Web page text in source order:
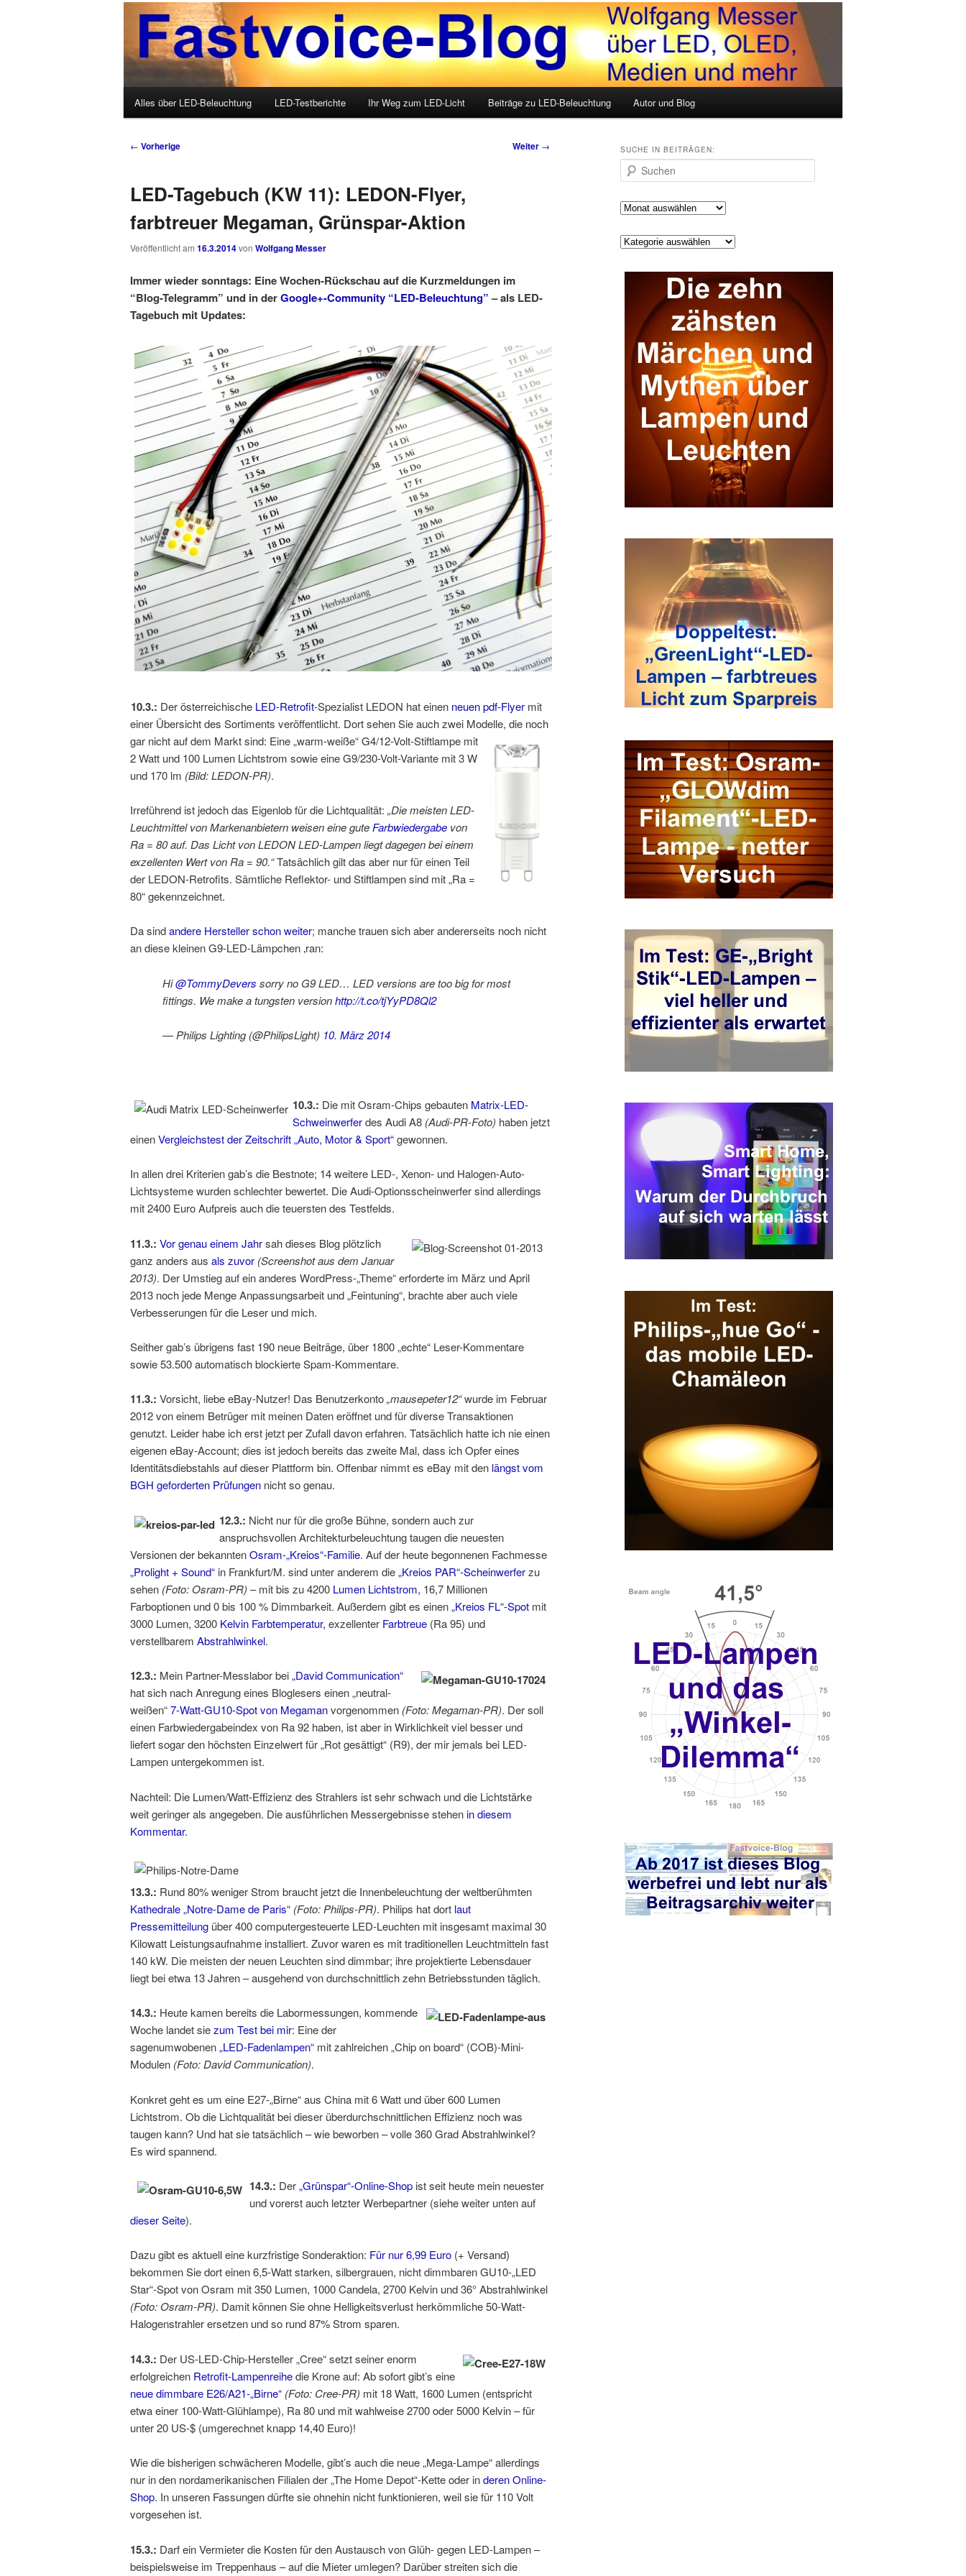
Fastvoice-Blog
Wolfgang Messer über LED, OLED, Medien und mehr
Hauptmenü
Zum Inhalt wechseln
Zum sekundären Inhalt wechseln
Alles über LED-Beleuchtung LED-Testberichte Ihr Weg zum LED-Licht Beiträge zu LED-Beleuchtung Autor und Blog
Beitrags-Navigation
← Vorherige Weiter →
LED-Tagebuch (KW 11): LEDON-Flyer,
farbtreuer Megaman, Grünspar-Aktion
Veröffentlicht am 16.3.2014von Wolfgang Messer
Immer wieder sonntags: Eine Wochen-Rückschau auf die Kurzmeldungen im
“Blog-Telegramm” und in derGoogle+-Community “LED-Beleuchtung”– als LED-
Tagebuch mit Updates:
10.3.: Der österreichische LED-Retrofit-Spezialist LEDON hat einen neuen pdf-Flyer mit
einer Übersicht des Sortiments veröffentlicht. Dort sehen Sie auch zwei Modelle, die noch
gar nicht auf dem Markt sind: Eine „warm-weiße“ G4/12-Volt-Stiftlampe mit
2 Watt und 100 Lumen Lichtstrom sowie eine G9/230-Volt-Variante mit 3 W
und 170 lm (Bild: LEDON-PR).
Irreführend ist jedoch das Eigenlob für die Lichtqualität: „Die meisten LED-
Leuchtmittel von Markenanbietern weisen eine gute Farbwiedergabe von
Ra = 80 auf. Das Licht von LEDON LED-Lampen liegt dagegen bei einem
exzellenten Wert von Ra = 90.“Tatsächlich gilt das aber nur für einen Teil
der LEDON-Retrofits. Sämtliche Reflektor- und Stiftlampen sind mit „Ra =
80“ gekennzeichnet.
Da sindandere Hersteller schon weiter; manche trauen sich aber andererseits noch nicht
an diese kleinen G9-LED-Lämpchen ‚ran:
Hi@TommyDevers sorry no G9 LED… LED versions are too big for most
fittings. We make a tungsten versionhttp://t.co/tjYyPD8Ql2
— Philips Lighting (@PhilipsLight) 10. März 2014
10.3.: Die mit Osram-Chips gebauten Matrix-LED-
Schweinwerferdes Audi A8 (Audi-PR-Foto) haben jetzt
einenVergleichstest der Zeitschrift „Auto, Motor & Sport“gewonnen.
In allen drei Kriterien gab’s die Bestnote; 14 weitere LED-, Xenon- und Halogen-Auto-
Lichtsysteme wurden schlechter bewertet. Die Audi-Optionsscheinwerfer sind allerdings
mit 2400 Euro Aufpreis auch die teuersten des Testfelds.
11.3.: Vor genau einem Jahrsah dieses Blog plötzlich
ganz anders aus als zuvor (Screenshot aus dem Januar
2013). Der Umstieg auf ein anderes WordPress-„Theme“ erforderte im März und April
2013 noch jede Menge Anpassungsarbeit und „Feintuning“, brachte aber auch viele
Verbesserungen für die Leser und mich.
Seither gab’s übrigens fast 190 neue Beiträge, über 1800 „echte“ Leser-Kommentare
sowie 53.500 automatisch blockierte Spam-Kommentare.
11.3.: Vorsicht, liebe eBay-Nutzer! Das Benutzerkonto„mausepeter12“wurde im Februar
2012 von einem Betrüger mit meinen Daten eröffnet und für diverse Transaktionen
genutzt. Leider habe ich erst jetzt per Zufall davon erfahren. Tatsächlich hatte ich nie einen
eigenen eBay-Account; dies ist jedoch bereits das zweite Mal, dass ich Opfer eines
Identitätsdiebstahls auf dieser Plattform bin. Offenbar nimmt es eBay mit den längst vom
BGH geforderten Prüfungen nicht so genau.
12.3.: Nicht nur für die große Bühne, sondern auch zur
anspruchsvollen Architekturbeleuchtung taugen die neuesten
Versionen der bekanntenOsram-„Kreios“-Familie. Auf der heute begonnenen Fachmesse
„Prolight + Sound“ in Frankfurt/M. sind unter anderem die„Kreios PAR“-Scheinwerferzu
sehen (Foto: Osram-PR) – mit bis zu 4200 Lumen Lichtstrom, 16,7 Millionen
Farboptionen und 0 bis 100 % Dimmbarkeit. Außerdem gibt es einen„Kreios FL“-Spot mit
3000 Lumen, 3200 Kelvin Farbtemperatur, exzellenter Farbtreue (Ra 95) und
verstellbarem Abstrahlwinkel.
12.3.: Mein Partner-Messlabor bei„David Communication“
hat sich nach Anregung eines Bloglesers einen „neutral-
weißen“7-Watt-GU10-Spot von Megamanvorgenommen (Foto: Megaman-PR). Der soll
einen Farbwiedergabeindex von Ra 92 haben, ist aber in Wirklichkeit viel besser und
liefert sogar den höchsten Einzelwert für „Rot gesättigt“ (R9), der mir jemals bei LED-
Lampen untergekommen ist.
Nachteil: Die Lumen/Watt-Effizienz des Strahlers ist sehr schwach und die Lichtstärke
weit geringer als angegeben. Die ausführlichen Messergebnisse stehenin diesem
Kommentar.
13.3.: Rund 80% weniger Strom braucht jetzt die Innenbeleuchtung der weltberühmten
Kathedrale „Notre-Dame de Paris“ (Foto: Philips-PR). Philips hat dort laut
Pressemitteilung über 400 computergesteuerte LED-Leuchten mit insgesamt maximal 30
Kilowatt Leistungsaufnahme installiert. Zuvor waren es mit traditionellen Leuchtmitteln fast
140 kW. Die meisten der neuen Leuchten sind dimmbar; ihre projektierte Lebensdauer
liegt bei etwa 13 Jahren – ausgehend von durchschnittlich zehn Betriebsstunden täglich.
14.3.: Heute kamen bereits die Labormessungen, kommende
Woche landet siezum Test bei mir: Eine der
sagenumwobenen„LED-Fadenlampen“ mit zahlreichen „Chip on board“ (COB)-Mini-
Modulen (Foto: David Communication).
Konkret geht es um eine E27-„Birne“ aus China mit 6 Watt und über 600 Lumen
Lichtstrom. Ob die Lichtqualität bei dieser überdurchschnittlichen Effizienz noch was
taugen kann? Und hat sie tatsächlich – wie beworben – volle 360 Grad Abstrahlwinkel?
Es wird spannend.
14.3.: Der„Grünspar“-Online-Shop ist seit heute mein neuester
und vorerst auch letzter Werbepartner (siehe weiter unten auf
dieser Seite).
Dazu gibt es aktuell eine kurzfristige Sonderaktion: Für nur 6,99 Euro (+ Versand)
bekommen Sie dort einen 6,5-Watt starken, silbergrauen, nicht dimmbaren GU10-„LED
Star“-Spot von Osram mit 350 Lumen, 1000 Candela, 2700 Kelvin und 36° Abstrahlwinkel
(Foto: Osram-PR). Damit können Sie ohne Helligkeitsverlust herkömmliche 50-Watt-
Halogenstrahler ersetzen und so rund 87% Strom sparen.
14.3.: Der US-LED-Chip-Hersteller „Cree“ setzt seiner enorm
erfolgreichen Retrofit-Lampenreihedie Krone auf: Ab sofort gibt’s eine
neue dimmbare E26/A21-„Birne“ (Foto: Cree-PR) mit 18 Watt, 1600 Lumen (entspricht
etwa einer 100-Watt-Glühlampe), Ra 80 und mit wahlweise 2700 oder 5000 Kelvin – für
unter 20 US-$ (umgerechnet knapp 14,40 Euro)!
Wie die bisherigen schwächeren Modelle, gibt’s auch die neue „Mega-Lampe“ allerdings
nur in den nordamerikanischen Filialen der „The Home Depot“-Kette oder inderen Online-
Shop. In unseren Fassungen dürfte sie ohnehin nicht funktionieren, weil sie für 110 Volt
vorgesehen ist.
15.3.: Darf ein Vermieter die Kosten für den Austausch von Glüh- gegen LED-Lampen –
beispielsweise im Treppenhaus – auf die Mieter umlegen? Darüber streiten sich die
SUCHE IN BEITRÄGEN:
Suchen